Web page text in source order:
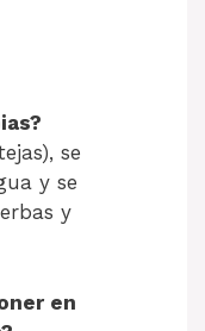
se
y se
y
en